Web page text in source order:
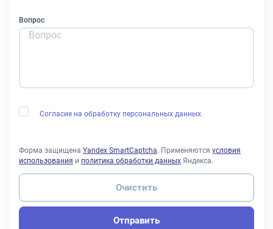
Вопрос
Согласие на обработку персональных данных.
Форма защищена Yandex SmartCaptcha. Применяются условия
использования и политика обработки данных Яндекса.
Очистить
Отправить